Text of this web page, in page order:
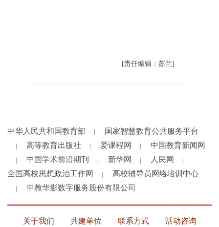
[责任编辑：苏兰]
中华人民共和国教育部 国家智慧教育公共服务平台
高等教育出版社 爱课程网 中国教育新闻网
中国学术前沿期刊 新华网 人民网
全国高校思想政治工作网 高校辅导员网络培训中心
中教华影数字服务股份有限公司
关于我们 共建单位 联系方式 活动咨询